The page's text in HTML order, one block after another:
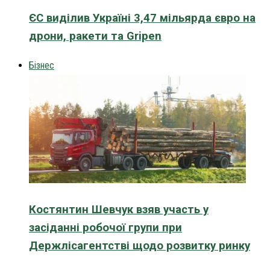
ЄС виділив Україні 3,47 мільярда євро на
дрони, ракети та Gripen
Бізнес
Костянтин Шевчук взяв участь у
засіданні робочої групи при
Держлісагентстві щодо розвитку ринку